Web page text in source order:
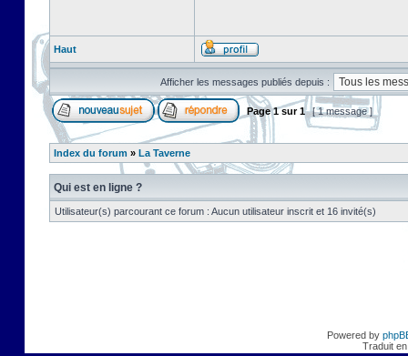
Haut
Afficher les messages publiés depuis :
Page1sur1 [ 1 message ]
Index du forum » La Taverne
Qui est en ligne ?
Utilisateur(s) parcourant ce forum : Aucun utilisateur inscrit et 16 invité(s)
Powered by
Traduit